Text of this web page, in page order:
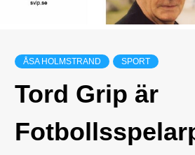
ÅSA HOLMSTRAND SPORT
Tord Grip är